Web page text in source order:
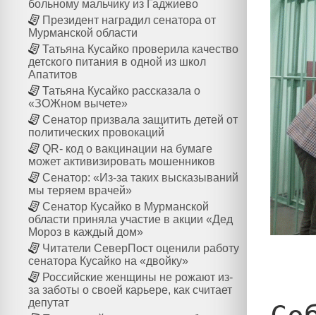
больному мальчику из Гаджиево
Президент наградил сенатора от
Мурманской области
Татьяна Кусайко проверила качество
детского питания в одной из школ
Апатитов
Татьяна Кусайко рассказала о
«ЗОЖном вычете»
Сенатор призвала защитить детей от
политических провокаций
QR- код о вакцинации на бумаге
может активизировать мошенников
Сенатор: «Из-за таких высказываний
мы теряем врачей»
Сенатор Кусайко в Мурманской
области приняла участие в акции «Дед
Мороз в каждый дом»
Читатели СеверПост оценили работу
сенатора Кусайко на «двойку»
Российские женщины не рожают из-
за заботы о своей карьере, как считает
депутат